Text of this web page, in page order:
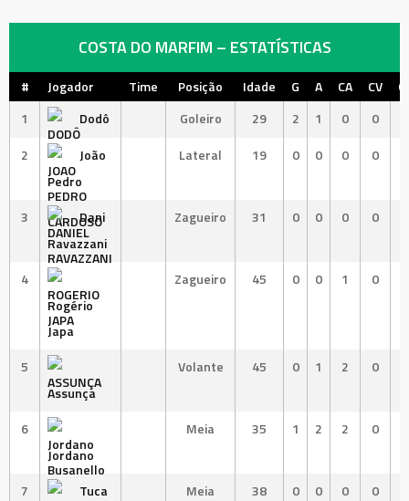
COSTA DO MARFIM – ESTATÍSTICAS
# Jogador Time Posição Idade G A CA CV
1
Dodô Goleiro 29 2 1 0 0
2
João
Pedro
Lateral 19 0 0 0 0
3
Dani
Ravazzani
Zagueiro 31 0 0 0 0
4
Rogério
Japa
Zagueiro 45 0 0 1 0
5
Assunça
Volante 45 0 1 2 0
6
Jordano
Meia 35 1 2 2 0
7 Tuca Meia 38 0 0 0 0